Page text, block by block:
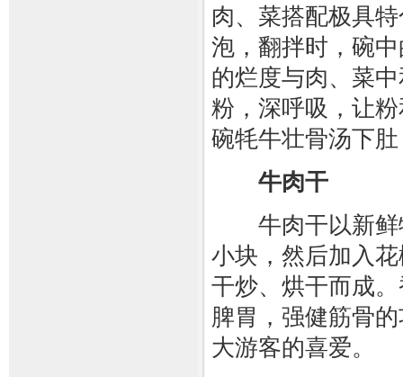
肉、菜搭配极具
泡，翻拌时，碗
的烂度与肉、菜
粉，深呼吸，让
碗牦牛壮骨汤下
牛肉干
牛肉干以新鲜
小块，然后加入
干炒、烘干而成
脾胃，强健筋骨
大游客的喜爱。